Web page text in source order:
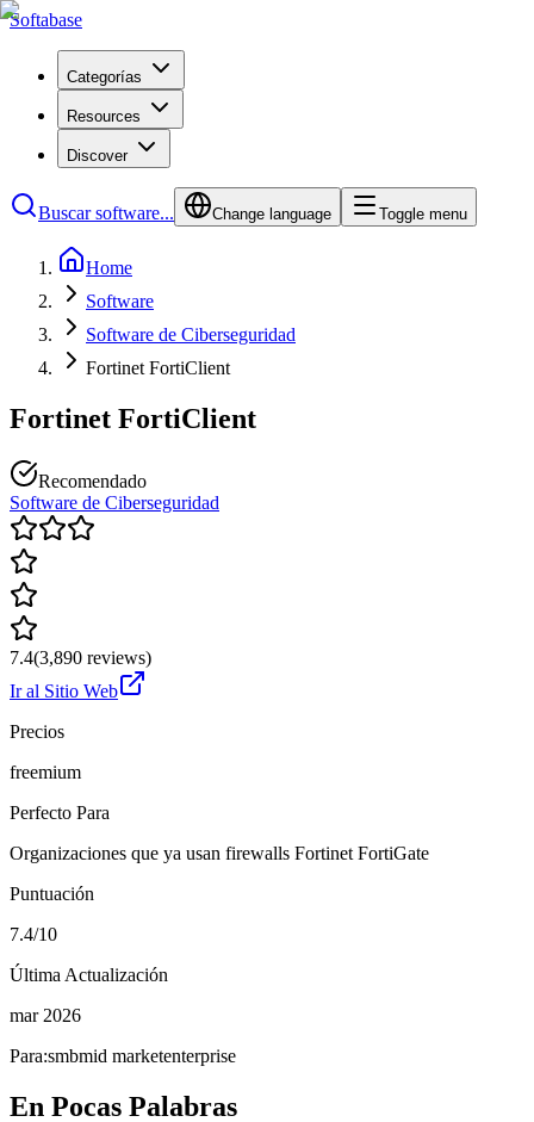
Softabase
Categorías
Resources
Discover
Buscar software... Change language Toggle menu
Home
Software
Software de Ciberseguridad
Fortinet FortiClient
Fortinet FortiClient
Recomendado
Software de Ciberseguridad
7.4(3,890 reviews)
Ir al Sitio Web
Precios
freemium
Perfecto Para
Organizaciones que ya usan firewalls Fortinet FortiGate
Puntuación
7.4/10
Última Actualización
mar 2026
Para:smbmid marketenterprise
En Pocas Palabras